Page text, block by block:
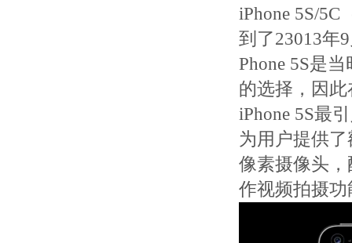
iPhone 5S/5C
到了23013年
Phone 5S是
的选择，因
iPhone 5S最
为用户提供
像素摄像头，
作视频拍摄功